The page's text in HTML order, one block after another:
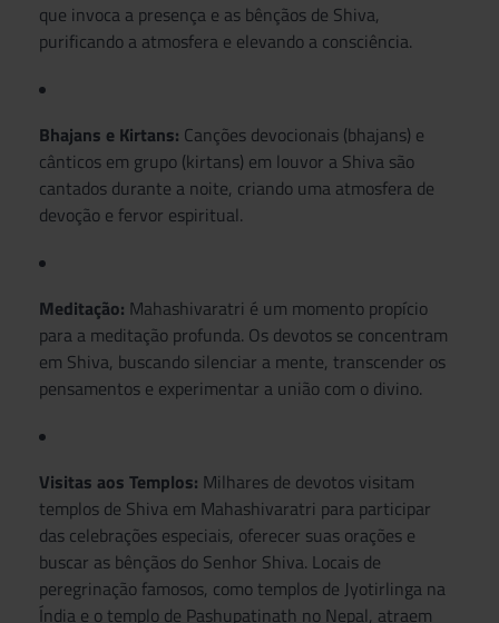
que invoca a presença e as bênçãos de Shiva,
purificando a atmosfera e elevando a consciência.
Bhajans e Kirtans: Canções devocionais (bhajans) e
cânticos em grupo (kirtans) em louvor a Shiva são
cantados durante a noite, criando uma atmosfera de
devoção e fervor espiritual.
Meditação: Mahashivaratri é um momento propício
para a meditação profunda. Os devotos se concentram
em Shiva, buscando silenciar a mente, transcender os
pensamentos e experimentar a união com o divino.
Visitas aos Templos: Milhares de devotos visitam
templos de Shiva em Mahashivaratri para participar
das celebrações especiais, oferecer suas orações e
buscar as bênçãos do Senhor Shiva. Locais de
peregrinação famosos, como templos de Jyotirlinga na
Índia e o templo de Pashupatinath no Nepal, atraem